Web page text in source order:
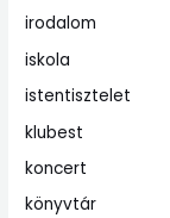
irodalom
iskola
istentisztelet
klubest
koncert
könyvtár